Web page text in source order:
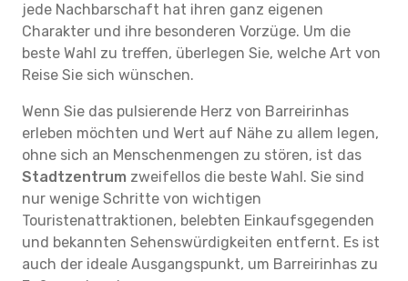
jede Nachbarschaft hat ihren ganz eigenen
Charakter und ihre besonderen Vorzüge. Um die
beste Wahl zu treffen, überlegen Sie, welche Art von
Reise Sie sich wünschen.
Wenn Sie das pulsierende Herz von Barreirinhas
erleben möchten und Wert auf Nähe zu allem legen,
ohne sich an Menschenmengen zu stören, ist das
Stadtzentrum zweifellos die beste Wahl. Sie sind
nur wenige Schritte von wichtigen
Touristenattraktionen, belebten Einkaufsgegenden
und bekannten Sehenswürdigkeiten entfernt. Es ist
auch der ideale Ausgangspunkt, um Barreirinhas zu